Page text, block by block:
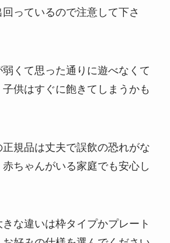
っているので注意して下さ
くて思った通りに遊べなくて
供はすぐに飽きてしまうかも
規品は丈夫で誤飲の恐れがな
ちゃんがいる家庭でも安心し
きな違いは枠タイプかプレート